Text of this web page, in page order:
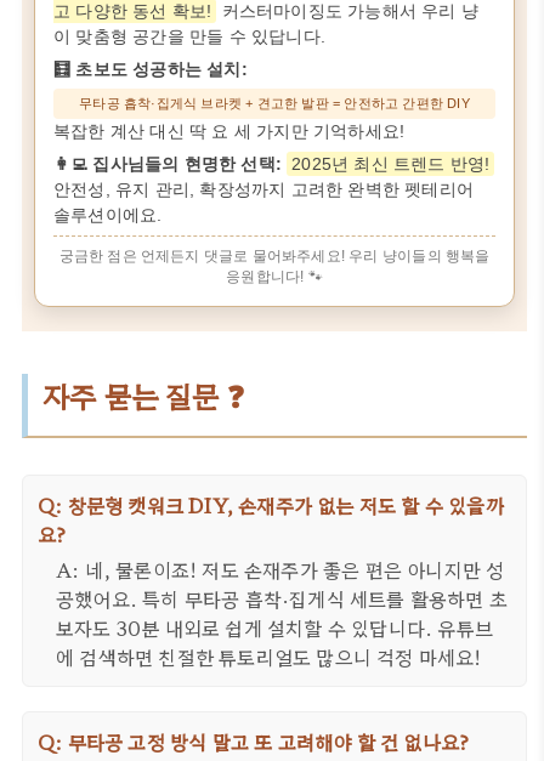
고 다양한 동선 확보!
커스터마이징도 가능해서 우리 냥
이 맞춤형 공간을 만들 수 있답니다.
🧮 초보도 성공하는 설치:
무타공 흡착·집게식 브라켓 + 견고한 발판 = 안전하고 간편한 DIY
복잡한 계산 대신 딱 요 세 가지만 기억하세요!
👩‍💻 집사님들의 현명한 선택:
2025년 최신 트렌드 반영!
안전성, 유지 관리, 확장성까지 고려한 완벽한 펫테리어
솔루션이에요.
궁금한 점은 언제든지 댓글로 물어봐주세요! 우리 냥이들의 행복을
응원합니다! 🐾
자주 묻는 질문 ❓
Q: 창문형 캣워크 DIY, 손재주가 없는 저도 할 수 있을까
요?
A: 네, 물론이죠! 저도 손재주가 좋은 편은 아니지만 성
공했어요. 특히 무타공 흡착·집게식 세트를 활용하면 초
보자도 30분 내외로 쉽게 설치할 수 있답니다. 유튜브
에 검색하면 친절한 튜토리얼도 많으니 걱정 마세요!
Q: 무타공 고정 방식 말고 또 고려해야 할 건 없나요?